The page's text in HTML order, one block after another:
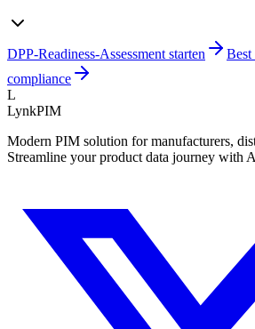
DPP-Readiness-Assessment starten
compliance
L
LynkPIM
Modern PIM solution for manufacturers,
Streamline your product data journey with